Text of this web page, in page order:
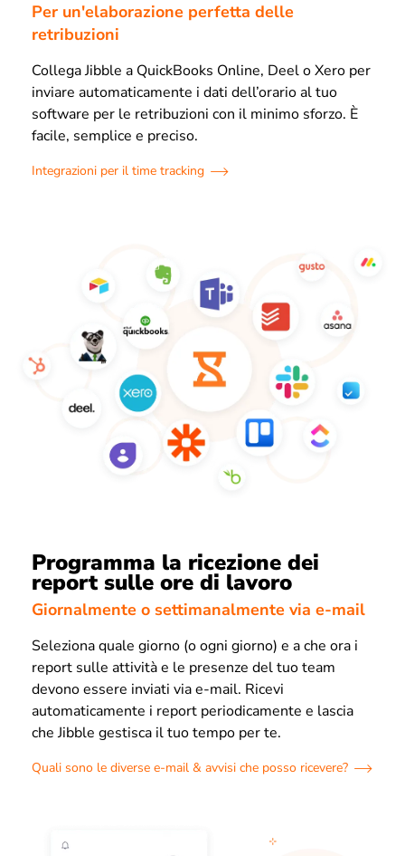
Per un'elaborazione perfetta delle
retribuzioni
Collega Jibble a QuickBooks Online, Deel o Xero per
inviare automaticamente i dati dell’orario al tuo
software per le retribuzioni con il minimo sforzo. È
facile, semplice e preciso.
Integrazioni per il time tracking
Programma la ricezione dei
report sulle ore di lavoro
Giornalmente o settimanalmente via e-mail
Seleziona quale giorno (o ogni giorno) e a che ora i
report sulle attività e le presenze del tuo team
devono essere inviati via e-mail. Ricevi
automaticamente i report periodicamente e lascia
che Jibble gestisca il tuo tempo per te.
Quali sono le diverse e-mail & avvisi che posso ricevere?